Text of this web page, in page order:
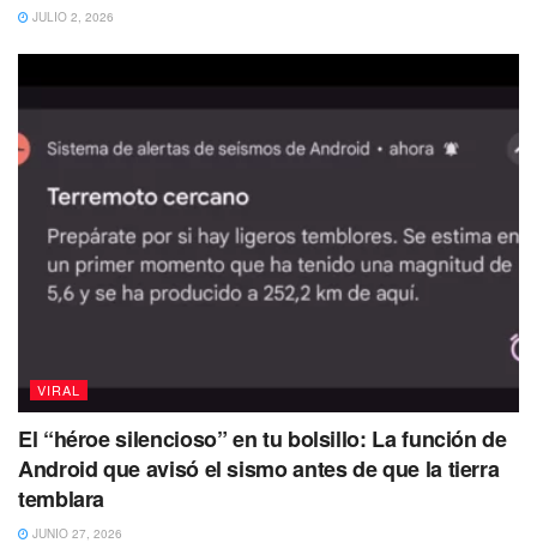
de las 21:00 horas de este jueves,
Eduardo Molina y 5 de mayo,colonia Del Obrero.
La mujer que resultó heridase encontraba en la tienda
cuando se registró el intercambio
delincuentes y el elemento de la SSC.
JULIO 2, 2026
VIRAL
El “héroe silencioso” en tu bolsillo: La función de
Android que avisó el sismo antes de que la tierra
temblara
JUNIO 27, 2026